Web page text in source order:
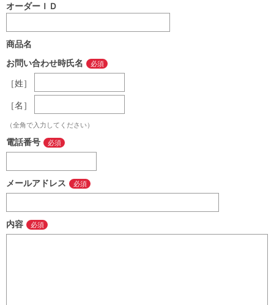
オーダーＩＤ
商品名
お問い合わせ時氏名
［姓］
［名］
（全角で入力してください）
電話番号
メールアドレス
内容